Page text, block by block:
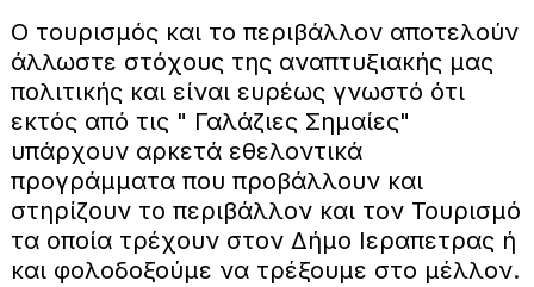
Ο τουρισμός και το περιβάλλον αποτελούν
άλλωστε στόχους της αναπτυξιακής μας
πολιτικής και είναι ευρέως γνωστό ότι
εκτός από τις " Γαλάζιες Σημαίες"
υπάρχουν αρκετά εθελοντικά
προγράμματα που προβάλλουν και
στηρίζουν το περιβάλλον και τον Τουρισμό
τα οποία τρέχουν στον Δήμο Ιεραπετρας ή
και φολοδοξούμε να τρέξουμε στο μέλλον.